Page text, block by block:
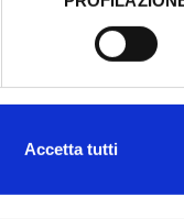
Accetta tutti